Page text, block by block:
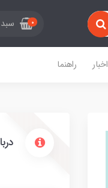
0
اخبار راهنما